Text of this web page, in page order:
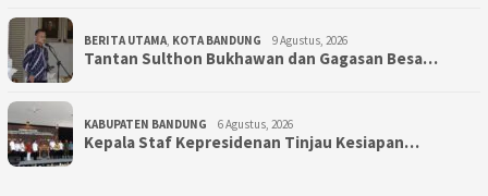
BERITA UTAMA, KOTA BANDUNG 9 Agustus, 2026
Tantan Sulthon Bukhawan dan Gagasan Besa…
KABUPATEN BANDUNG 6 Agustus, 2026
Kepala Staf Kepresidenan Tinjau Kesiapan…